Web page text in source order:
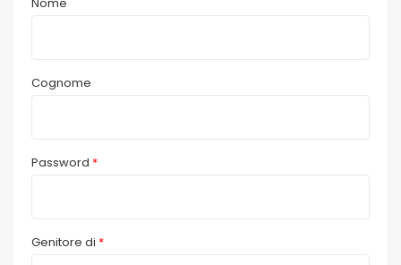
Cognome
Password *
Genitore di *